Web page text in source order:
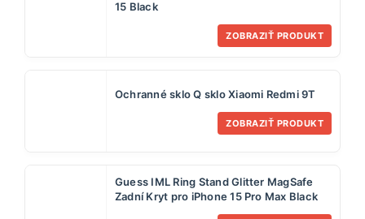
15 Black
ZOBRAZIŤ PRODUKT
Ochranné sklo Q sklo Xiaomi Redmi 9T
ZOBRAZIŤ PRODUKT
Guess IML Ring Stand Glitter MagSafe
Zadní Kryt pro iPhone 15 Pro Max Black